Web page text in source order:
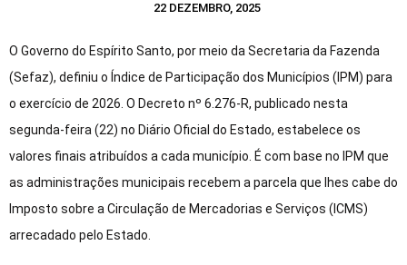
22 DEZEMBRO, 2025
O Governo do Espírito Santo, por meio da Secretaria da Fazenda
(Sefaz), definiu o Índice de Participação dos Municípios (IPM) para
o exercício de 2026. O Decreto nº 6.276-R, publicado nesta
segunda-feira (22) no Diário Oficial do Estado, estabelece os
valores finais atribuídos a cada município. É com base no IPM que
as administrações municipais recebem a parcela que lhes cabe do
Imposto sobre a Circulação de Mercadorias e Serviços (ICMS)
arrecadado pelo Estado.